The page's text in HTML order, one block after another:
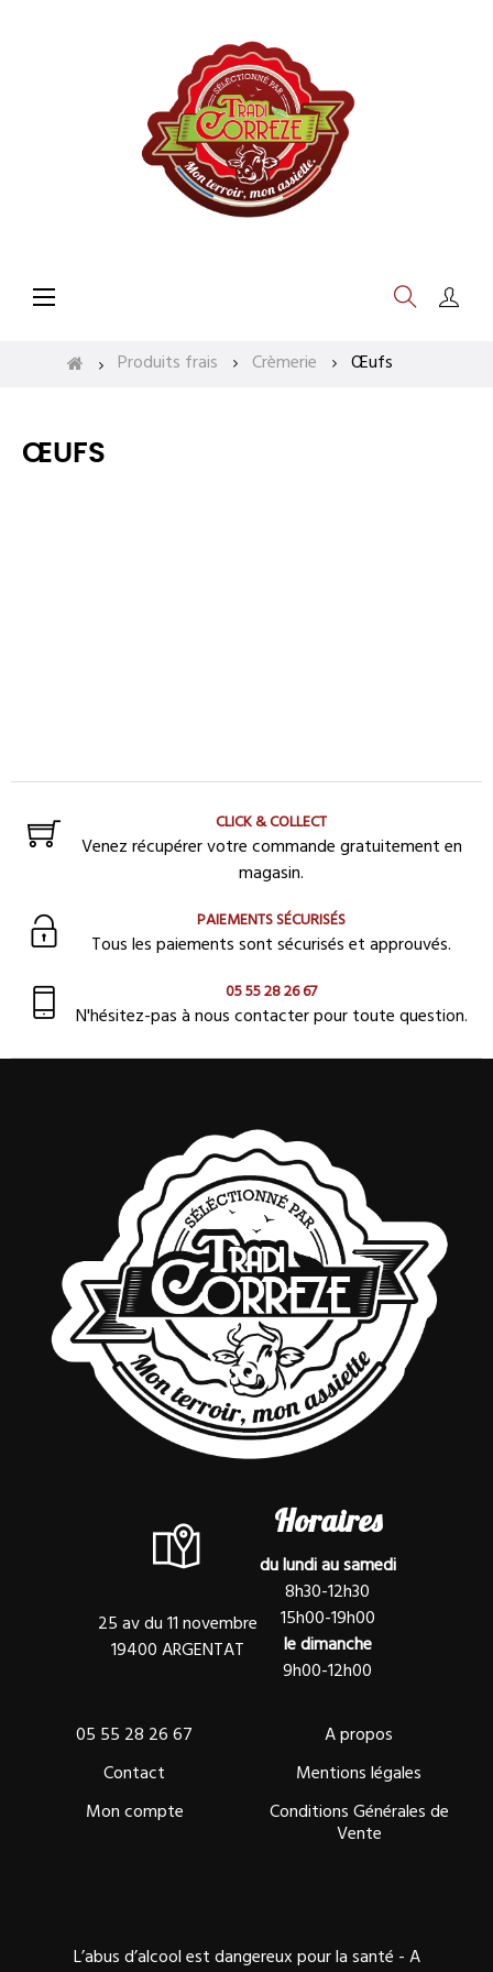
Basculer
la
☰
Produits frais Crèmerie Œufs
ŒUFS
CLICK & COLLECT
Venez récupérer votre commande gratuitement en
magasin.
PAIEMENTS SÉCURISÉS
Tous les paiements sont sécurisés et approuvés.
05 55 28 26 67
N'hésitez-pas à nous contacter pour toute question.
25 av du 11 novembre
19400 ARGENTAT
Horaires
du lundi au samedi
8h30-12h30
15h00-19h00
le dimanche
9h00-12h00
05 55 28 26 67
Contact
Mon compte
A propos
Mentions légales
Conditions Générales de
Vente
L’abus d’alcool est dangereux pour la santé - A